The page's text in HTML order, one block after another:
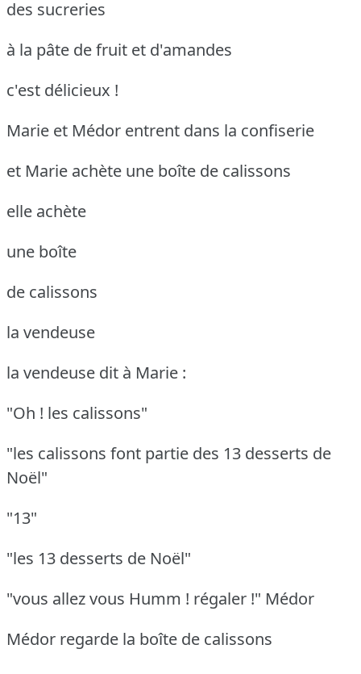
des sucreries
à la pâte de fruit et d'amandes
c'est délicieux !
Marie et Médor entrent dans la confiserie
et Marie achète une boîte de calissons
elle achète
une boîte
de calissons
la vendeuse
la vendeuse dit à Marie :
"Oh ! les calissons"
"les calissons font partie des 13 desserts de
Noël"
"13"
"les 13 desserts de Noël"
"vous allez vous Humm ! régaler !" Médor
Médor regarde la boîte de calissons